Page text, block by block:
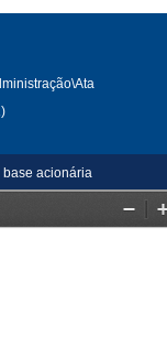
base acionária